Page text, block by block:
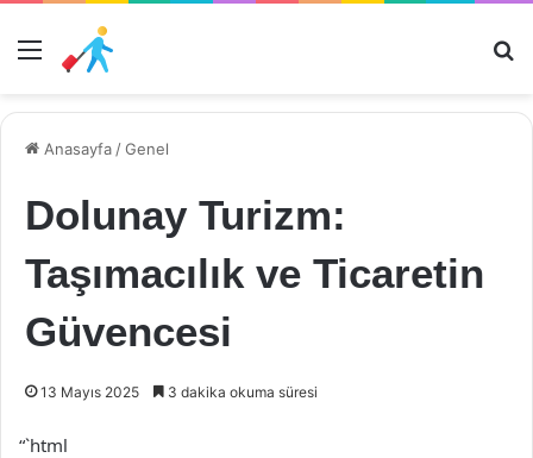
Menü
Anasayfa /Genel
Dolunay Turizm:
Taşımacılık ve Ticaretin
Güvencesi
13 Mayıs 2025 3 dakika okuma süresi
“`html